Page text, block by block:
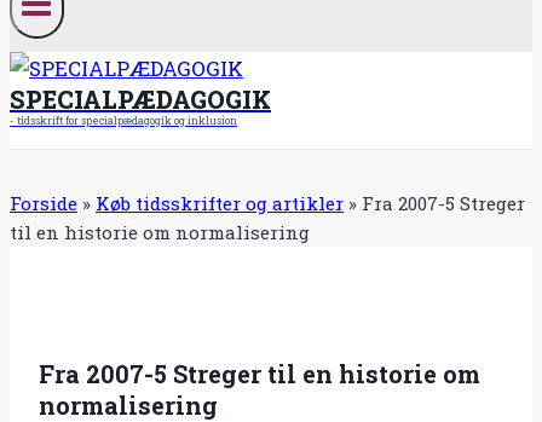
SPECIALPÆDAGOGIK
- tidsskrift for specialpædagogik og inklusion
Forside » Køb tidsskrifter og artikler » Fra 2007-5 Streger
til en historie om normalisering
Fra 2007-5 Streger til en historie om
normalisering